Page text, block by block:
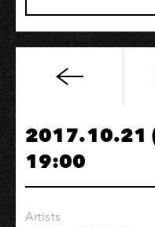
LM.C
2017
「The
Never-
ending
2017.10.21
19:00
Artists